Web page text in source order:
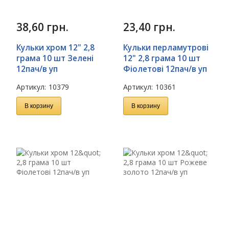
38,60 грн.
Кульки хром 12" 2,8
грама 10 шт Зелені
12пач/в уп
Артикул: 10379
В корзину
23,40 грн.
Кульки перламутрові
12" 2,8 грама 10 шт
Фіолетові 12пач/в уп
Артикул: 10361
В корзину